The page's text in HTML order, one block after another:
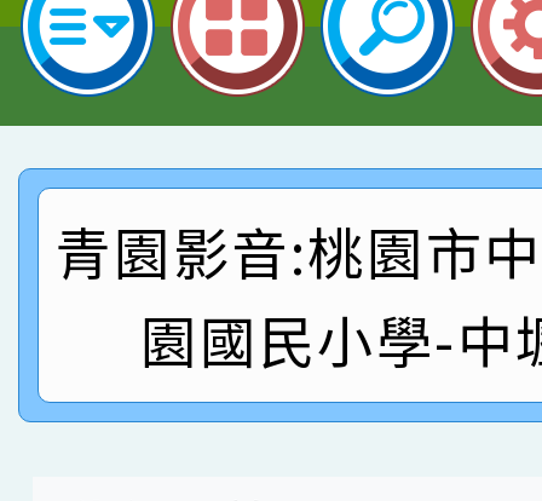
指導老師林老師
賽 劉文瑛教師榮獲教
臺灣台語-第二名
賀！本校參與2026世
市賽榮獲科學小創客佳
創客第三名。
賀！本校參加桃園市中
賽 洪綺君教師榮獲社
名
賀！本校阿巴斯O蜜、
倩參加桃園市科展 國
名 指導老師王老師、
賀！本校四年二班張O
園市英語競賽國小朗
指導老師林老師
賀！本校參加桃園市中
賽 劉文瑛教師榮獲教
賀！本校參與2026世
青園影音:桃園市
園國民小學-中